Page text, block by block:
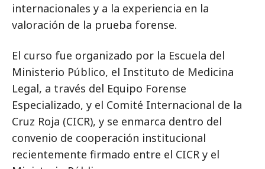
internacionales y a la experiencia en la
valoración de la prueba forense.
El curso fue organizado por la Escuela del
Ministerio Público, el Instituto de Medicina
Legal, a través del Equipo Forense
Especializado, y el Comité Internacional de la
Cruz Roja (CICR), y se enmarca dentro del
convenio de cooperación institucional
recientemente firmado entre el CICR y el